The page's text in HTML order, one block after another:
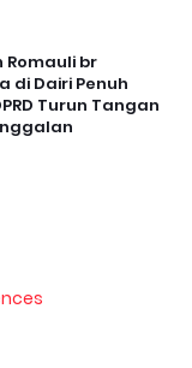
Romauli br
di Dairi Penuh
Turun Tangan